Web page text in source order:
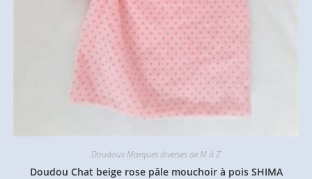
Doudous Marques diverses de M à Z
Doudou Chat beige rose pâle mouchoir à pois SHIMA